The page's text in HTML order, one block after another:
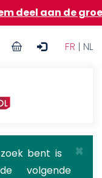
de
FR | NL
User
×
bent is
volgende